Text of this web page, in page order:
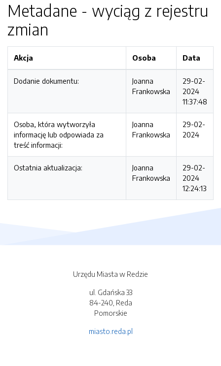
Metadane - wyciąg z rejestru
zmian
Akcja Osoba Data
Dodanie dokumentu:
Joanna
Frankowska
29-02-
2024
11:37:48
Osoba, która wytworzyła
informację lub odpowiada za
treść informacji:
Joanna
Frankowska
29-02-
2024
Ostatnia aktualizacja:
Joanna
Frankowska
29-02-
2024
12:24:13
Urzędu Miasta w Redzie
ul. Gdańska 33
84-240, Reda
Pomorskie
miasto.reda.pl